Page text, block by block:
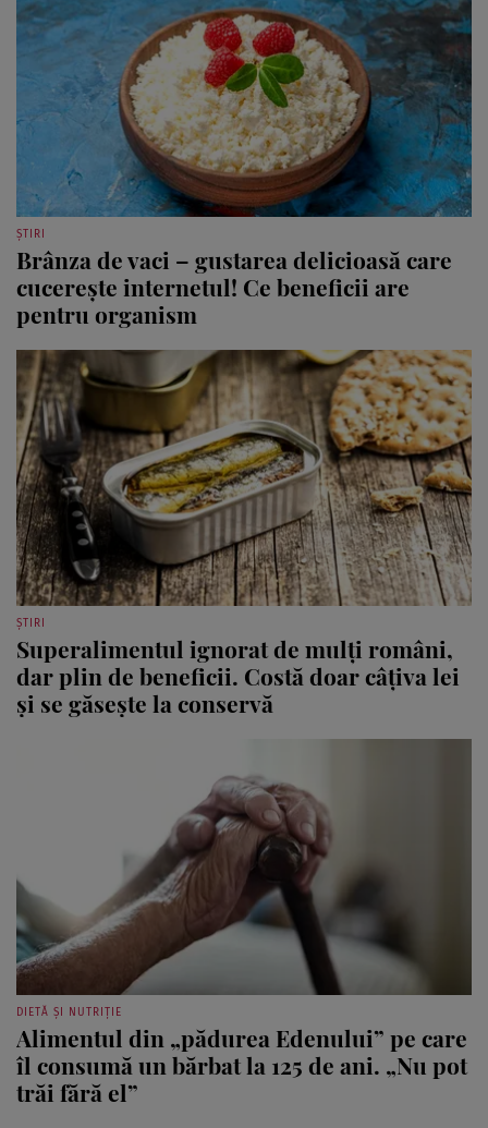
ȘTIRI
Brânza de vaci – gustarea delicioasă care
cucerește internetul! Ce beneficii are
pentru organism
ȘTIRI
Superalimentul ignorat de mulți români,
dar plin de beneficii. Costă doar câțiva lei
și se găsește la conservă
DIETĂ ȘI NUTRIȚIE
Alimentul din „pădurea Edenului” pe care
îl consumă un bărbat la 125 de ani. „Nu pot
trăi fără el”